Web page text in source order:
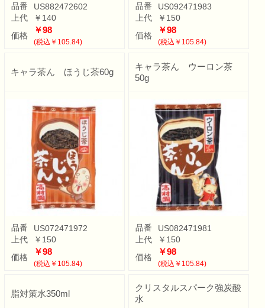
品番
US882472602
上代
￥140
価格
￥98
(税込￥105.84)
品番
US092471983
上代
￥150
価格
￥98
(税込￥105.84)
キャラ茶ん ほうじ茶60g
品番
US072471972
上代
￥150
価格
￥98
(税込￥105.84)
キャラ茶ん ウーロン茶
50g
品番
US082471981
上代
￥150
価格
￥98
(税込￥105.84)
脂対策水350ml
クリスタルスパーク強炭酸
水